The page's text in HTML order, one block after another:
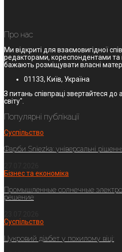
Про нас
Ми відкриті для взаємовигідної
редакторами, кореспондентами та
бажають розміщувати власні
01133, Київ, Україна
З питань співпраці звертайтеся до
світу".
Популярні публікації
Суспільство
Фарби Sniezka: універсальні
Бізнес та економіка
Промышленные солнечные
решение
Суспільство
Цукровий діабет у похилому віці: